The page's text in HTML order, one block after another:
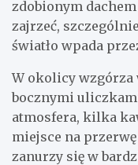
zdobionym
zajrzeć,
światło wpada
W okolicy wzgórza
bocznymi
atmosfera, kilka
miejsce na
zanurzy się w